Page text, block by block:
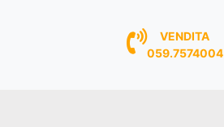
VENDITA
059.7574004